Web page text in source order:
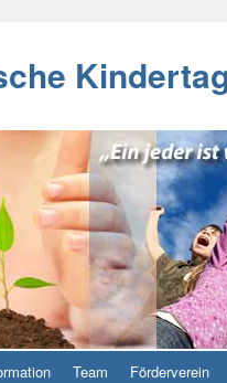
Team Förderverein